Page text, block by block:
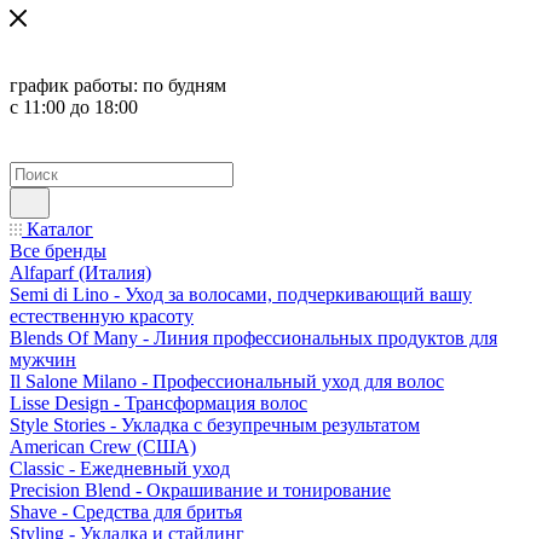
график работы: по будням
с 11:00 до 18:00
Каталог
Все бренды
Alfaparf (Италия)
Semi di Lino - Уход за волосами, подчеркивающий вашу
естественную красоту
Blends Of Many - Линия профессиональных продуктов для
мужчин
Il Salone Milano - Профессиональный уход для волос
Lisse Design - Трансформация волос
Style Stories - Укладка с безупречным результатом
American Crew (США)
Classic - Ежедневный уход
Precision Blend - Окрашивание и тонирование
Shave - Средства для бритья
Styling - Укладка и стайлинг